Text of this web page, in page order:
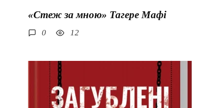
«Стеж за мною» Тагере Мафі
0 12